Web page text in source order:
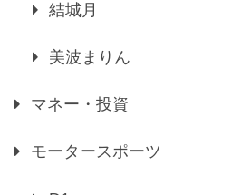
結城月
美波まりん
マネー・投資
モータースポーツ